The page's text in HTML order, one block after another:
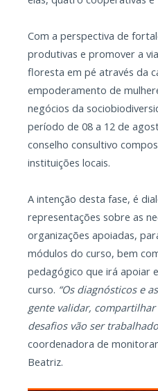
Com a perspectiva de
produtivas e promover a
floresta em pé através da
empoderamento de
negócios da
período de 08 a 12 de
conselho consultivo
instituições locais.
A intenção desta fase, é
representações sobre as
organizações apoiadas,
módulos do curso, bem
pedagógico que irá apoiar
curso. “Os diagnósticos e
gente validar, compartilhar
desafios vão ser
coordenadora de
Beatriz.